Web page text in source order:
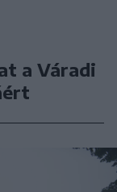
a Váradi